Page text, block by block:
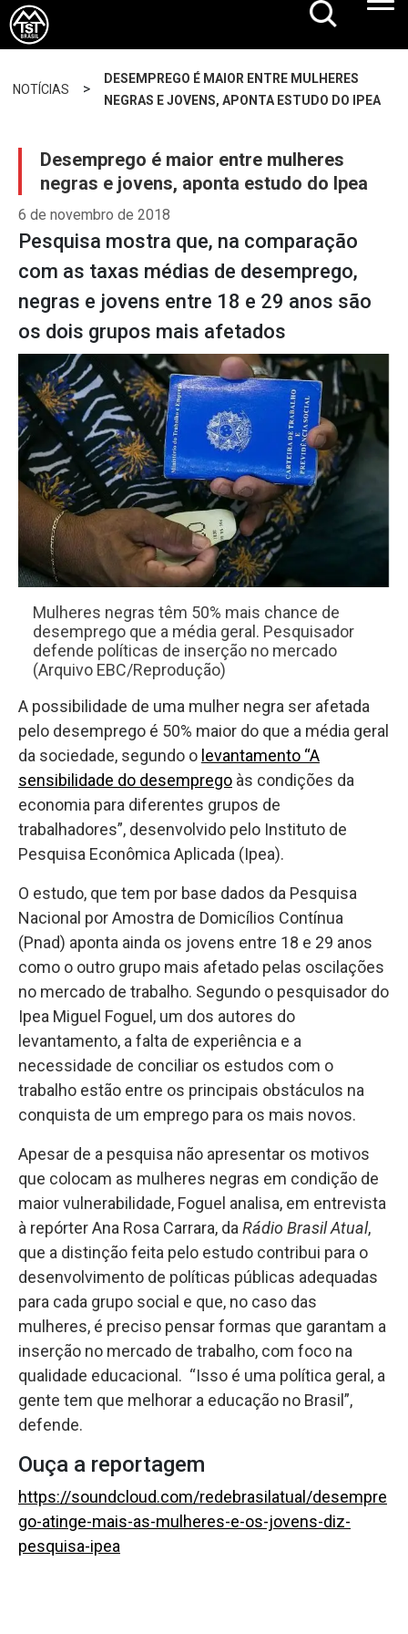
NOTÍCIAS >
DESEMPREGO É MAIOR ENTRE MULHERES
NEGRAS E JOVENS, APONTA ESTUDO DO IPEA
Desemprego é maior entre mulheres
negras e jovens, aponta estudo do Ipea
6 de novembro de 2018
Pesquisa mostra que, na comparação
com as taxas médias de desemprego,
negras e jovens entre 18 e 29 anos são
os dois grupos mais afetados
Mulheres negras têm 50% mais chance de
desemprego que a média geral. Pesquisador
defende políticas de inserção no mercado
(Arquivo EBC/Reprodução)
A possibilidade de uma mulher negra ser afetada
pelo desemprego é 50% maior do que a média geral
da sociedade, segundo o levantamento “A
sensibilidade do desemprego às condições da
economia para diferentes grupos de
trabalhadores”, desenvolvido pelo Instituto de
Pesquisa Econômica Aplicada (Ipea).
O estudo, que tem por base dados da Pesquisa
Nacional por Amostra de Domicílios Contínua
(Pnad) aponta ainda os jovens entre 18 e 29 anos
como o outro grupo mais afetado pelas oscilações
no mercado de trabalho. Segundo o pesquisador do
Ipea Miguel Foguel, um dos autores do
levantamento, a falta de experiência e a
necessidade de conciliar os estudos com o
trabalho estão entre os principais obstáculos na
conquista de um emprego para os mais novos.
Apesar de a pesquisa não apresentar os motivos
que colocam as mulheres negras em condição de
maior vulnerabilidade, Foguel analisa, em entrevista
à repórter Ana Rosa Carrara, daRádio Brasil Atual,
que a distinção feita pelo estudo contribui para o
desenvolvimento de políticas públicas adequadas
para cada grupo social e que, no caso das
mulheres, é preciso pensar formas que garantam a
inserção no mercado de trabalho, com foco na
qualidade educacional. “Isso é uma política geral, a
gente tem que melhorar a educação no Brasil”,
defende.
Ouça a reportagem
https://soundcloud.com/redebrasilatual/desempre
go-atinge-mais-as-mulheres-e-os-jovens-diz-
pesquisa-ipea